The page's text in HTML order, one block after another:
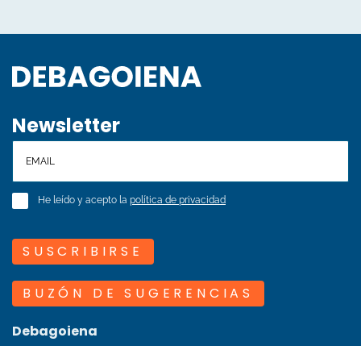
Newsletter
He leído y acepto la política de privacidad
SUSCRIBIRSE
BUZÓN DE SUGERENCIAS
Debagoiena